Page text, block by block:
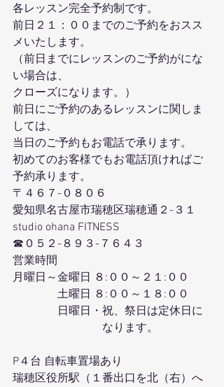
各レッスン完全予約制です。
前日２１：００までのご予約をおスス
メいたします。
（前日までにレッスンのご予約がにな
い場合は、
クローズになります。）
前日にご予約のあるレッスンに関しま
しては、
当日のご予約もお電話で承ります。
初めてのお客様でもお電話頂ければご
予約承ります。
〒４６７-０８０６
愛知県名古屋市瑞穂区瑞穂通２-３１
studio ohana FITNESS
☎０５２-８９３-７６４３
営業時間
月曜日～金曜日 ８:００～２１:００
土曜日 ８:００～１８:００
日曜日・祝、祭日は定休日に
なります。
P４台 自転車置場あり
瑞穂区役所駅（１番出口を北（右）へ